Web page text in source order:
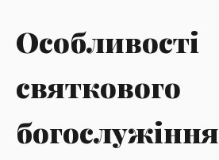
Особливості
святкового
богослужіння